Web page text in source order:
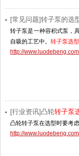
[常见问题]转子泵的选
转子泵是一种容积式泵，
自吸的工艺中。 转子泵选型
http://
[行业资讯]凸轮转子泵
凸轮转子泵在选型时要考
http://